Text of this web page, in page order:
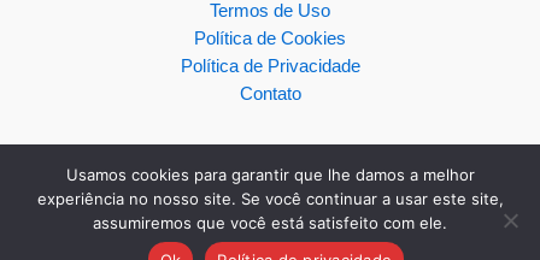
Termos de Uso
Política de Cookies
Política de Privacidade
Contato
Copyright © 2026
Usamos cookies para garantir que lhe damos a melhor
experiência no nosso site. Se você continuar a usar este site,
assumiremos que você está satisfeito com ele.